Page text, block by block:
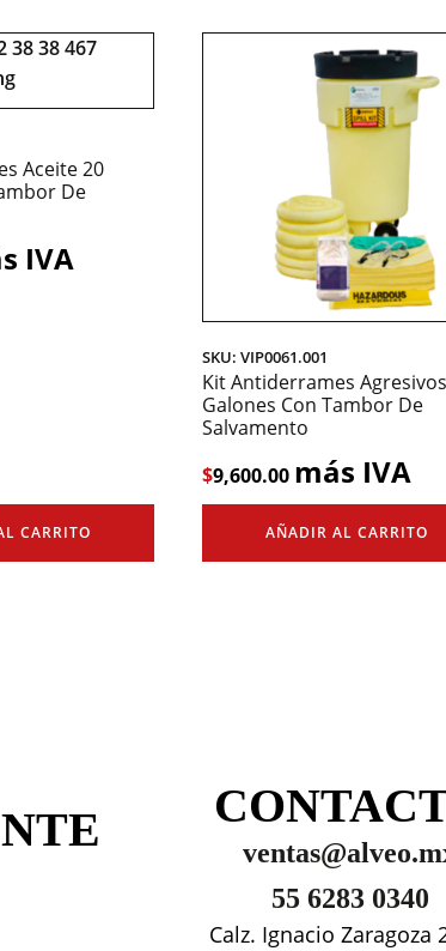
Aceite 20
De
IVA
CARRITO
SKU: VIP0061.001
Kit Antiderrames
Galones Con Tambor De
Salvamento
$9,600.00 más IVA
AÑADIR AL CARRITO
55 6283 0340
Calz. Ignacio Zaragoza